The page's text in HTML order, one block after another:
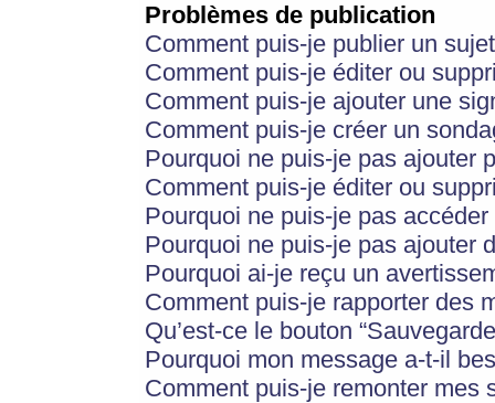
Problèmes de publication
Comment puis-je publier un
Comment puis-je éditer ou
Comment puis-je ajouter une
Comment puis-je créer un
Pourquoi ne puis-je pas ajouter
Comment puis-je éditer ou
Pourquoi ne puis-je pas
Pourquoi ne puis-je pas ajouter
Pourquoi ai-je reçu un
Comment puis-je rapporter des
Qu’est-ce le bouton
Pourquoi mon message a-t-il
Comment puis-je remonter mes